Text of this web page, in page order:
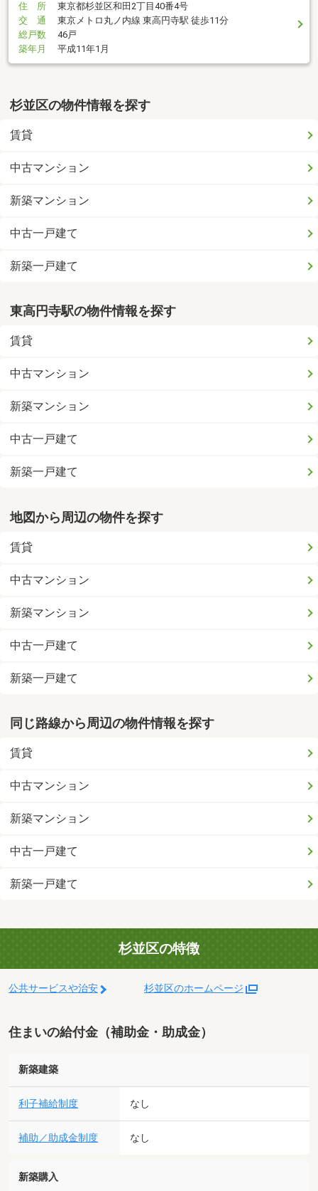
住 所
東京都杉並区和田2丁目40番4号
交 通
東京メトロ丸ノ内線 東高円寺駅 徒歩11分
総戸数
46戸
築年月
平成11年1月
杉並区の物件情報を探す
賃貸
中古マンション
新築マンション
中古一戸建て
新築一戸建て
東高円寺駅の物件情報を探す
賃貸
中古マンション
新築マンション
中古一戸建て
新築一戸建て
地図から周辺の物件を探す
賃貸
中古マンション
新築マンション
中古一戸建て
新築一戸建て
同じ路線から周辺の物件情報を探す
賃貸
中古マンション
新築マンション
中古一戸建て
新築一戸建て
杉並区の特徴
公共サービスや治安 杉並区のホームページ
住まいの給付金（補助金・助成金）
新築建築
利子補給制度 なし
補助／助成金制度 なし
新築購入